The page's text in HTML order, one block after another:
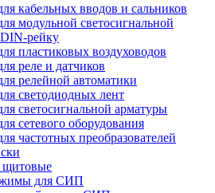
кабельных вводов и сальников
модульной светосигнальной
рейку
пластиковых воздуховодов
реле и датчиков
релейной автоматики
светодиодных лент
светосигнальной арматуры
сетевого оборудования
частотных преобразователей
для СИП